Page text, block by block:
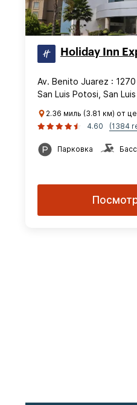
Holiday Inn
Av. Benito Juarez : 1270
San Luis Potosi, San
2.36 миль (3.81 км) от
4.60
(1384
Парковка